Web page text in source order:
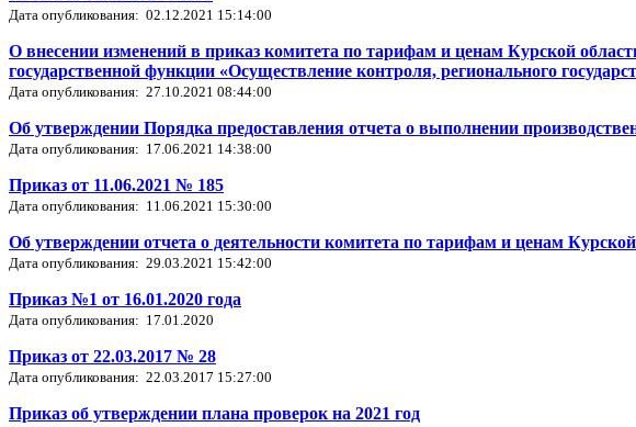
Дата опубликования: 02.12.2021 15:14:00
О внесении изменений в приказ комитета по тарифам и ценам Курской
государственной функции «Осуществление контроля, регионального
Дата опубликования: 27.10.2021 08:44:00
Об утверждении Порядка предоставления отчета о выполнении
Дата опубликования: 17.06.2021 14:38:00
Приказ от 11.06.2021 № 185
Дата опубликования: 11.06.2021 15:30:00
Об утверждении отчета о деятельности комитета по тарифам и ценам Курской
Дата опубликования: 29.03.2021 15:42:00
Приказ №1 от 16.01.2020 года
Дата опубликования: 17.01.2020
Приказ от 22.03.2017 № 28
Дата опубликования: 22.03.2017 15:27:00
Приказ об утверждении плана проверок на 2021 год